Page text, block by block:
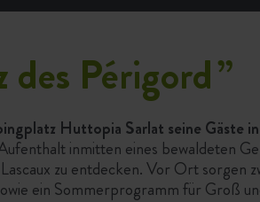
des Périgord”
Huttopia Sarlat seine Gäste
inmitten eines bewaldeten
zu entdecken. Vor Ort sorgen
ein Sommerprogramm für Groß